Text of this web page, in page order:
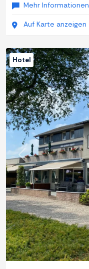
Mehr Informationen
Auf Karte anzeigen
Zurück
Hotel